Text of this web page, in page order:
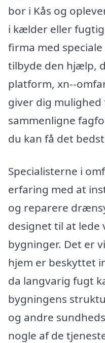
bor i Kås og
i kælder eller
firma med
tilbyde den hjælp,
platform, xn--
giver dig
sammenligne
du kan få det
Specialisterne i
erfaring med at
og reparere
designet til at lede
bygninger. Det er
hjem er beskyttet
da langvarig fugt
bygningens
og andre
nogle af de